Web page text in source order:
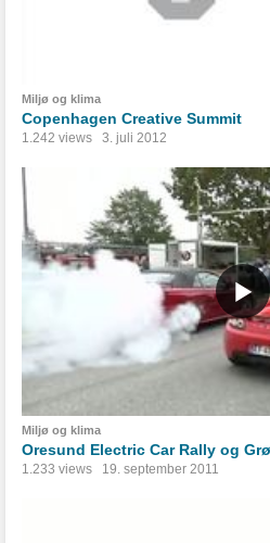
Miljø og klima
Copenhagen Creative Summit
1.242 views 3. juli 2012
Miljø og klima
Oresund Electric Car Rally og
1.233 views 19. september 2011